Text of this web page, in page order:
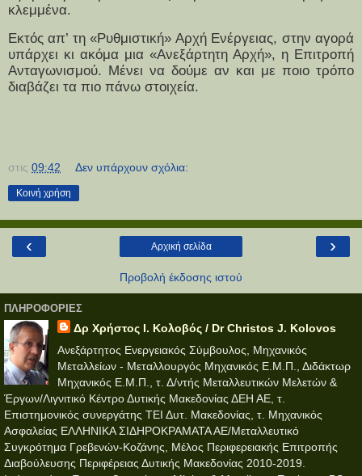
κλεμμένα.
Εκτός απ’ τη «Ρυθμιστική» Αρχή Ενέργειας, στην αγορά
υπάρχει κι ακόμα μια «Ανεξάρτητη Αρχή», η Επιτροπή
Ανταγωνισμού. Μένει να δούμε αν και με ποιο τρόπο
διαβάζει τα πιο πάνω στοιχεία.
στις 09:42 Δεν υπάρχουν σχόλια:
Κοινή χρήση
‹ ›
Αρχική σελίδα
Προβολή έκδοσης ιστού
ΠΛΗΡΟΦΟΡΊΕΣ
Δρ Χρήστος Ι. Κολοβός / Dr Christos J. Kolovos
Ανεξάρτητος Ενεργειακός Σύμβουλος, Μηχανικός
Μεταλλείων - Μεταλλουργός Μηχανικός Ε.Μ.Π., Διδάκτωρ
Μηχανικός Ε.Μ.Π., τ. Δ/ντής Μεταλλευτικών Μελετών &
Έργων/Λιγνιτικό Κέντρο Δυτικής Μακεδονίας ΔΕΗ ΑΕ, τ.
Επιστημονικός συνεργάτης ΤΕΙ Δυτ. Μακεδονίας, τ. Μηχανικός
Ασφαλείας ΕΛΛΗΝΙΚΑ ΣΙΔΗΡΟΚΡΑΜΑΤΑ ΑΕ/Μεταλλευτικό
Συγκρότημα Γρεβενών-Κοζάνης, Μέλος Περιφερειακής Επιτροπής
Διαβούλευσης Περιφέρειας Δυτικής Μακεδονίας 2010-2019.